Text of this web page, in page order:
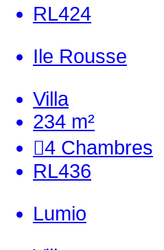
RL424
Ile Rousse
Villa
234 m²
4 Chambres
RL436
Lumio